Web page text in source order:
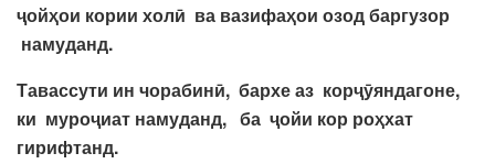
ҷойҳои кории холӣ ва вазифаҳои озод баргузор
намуданд.
Тавассути ин чорабинӣ, бархе аз корҷӯяндагоне,
ки муроҷиат намуданд, ба ҷойи кор роҳхат
гирифтанд.